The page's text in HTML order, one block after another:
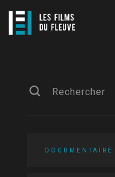
DOCUMENTAIRE